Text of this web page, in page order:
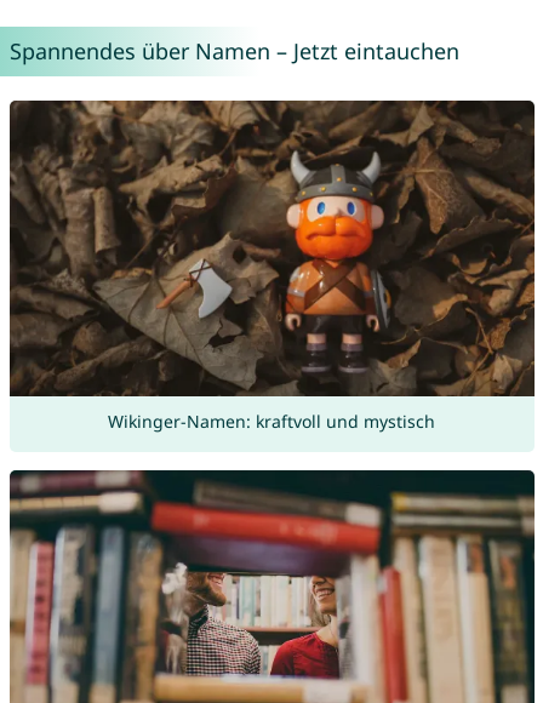
Spannendes über Namen – Jetzt eintauchen
Wikinger-Namen: kraftvoll und mystisch